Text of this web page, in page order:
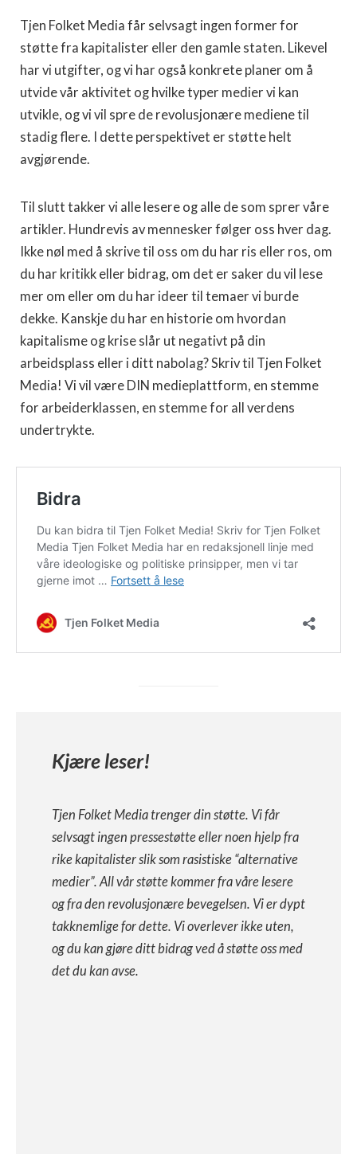
Tjen Folket Media får selvsagt ingen former for
støtte fra kapitalister eller den gamle staten. Likevel
har vi utgifter, og vi har også konkrete planer om å
utvide vår aktivitet og hvilke typer medier vi kan
utvikle, og vi vil spre de revolusjonære mediene til
stadig flere. I dette perspektivet er støtte helt
avgjørende.
Til slutt takker vi alle lesere og alle de som sprer våre
artikler. Hundrevis av mennesker følger oss hver dag.
Ikke nøl med å skrive til oss om du har ris eller ros, om
du har kritikk eller bidrag, om det er saker du vil lese
mer om eller om du har ideer til temaer vi burde
dekke. Kanskje du har en historie om hvordan
kapitalisme og krise slår ut negativt på din
arbeidsplass eller i ditt nabolag? Skriv til Tjen Folket
Media! Vi vil være DIN medieplattform, en stemme
for arbeiderklassen, en stemme for all verdens
undertrykte.
Kjære leser!
Tjen Folket Media trenger din støtte. Vi får
selvsagt ingen pressestøtte eller noen hjelp fra
rike kapitalister slik som rasistiske “alternative
medier”. All vår støtte kommer fra våre lesere
og fra den revolusjonære bevegelsen. Vi er dypt
takknemlige for dette. Vi overlever ikke uten,
og du kan gjøre ditt bidrag ved å støtte oss med
det du kan avse.